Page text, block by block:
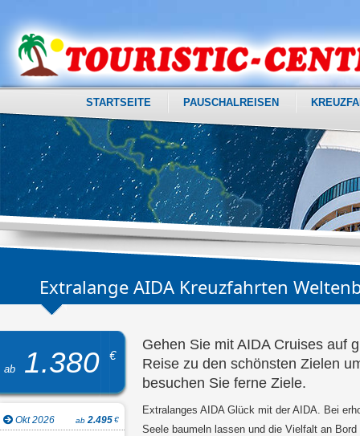
STARTSEITE PAUSCHALREISEN
Extralange AIDA Kreuzfahrten
ab 1.380 €
Okt 2026 ab 2.495€
Gehen Sie mit AIDA Cruises auf
Reise zu den schönsten Zielen
besuchen Sie ferne Ziele.
Extralanges AIDA Glück mit der AIDA. Bei
Seele baumeln lassen und die Vielfalt an